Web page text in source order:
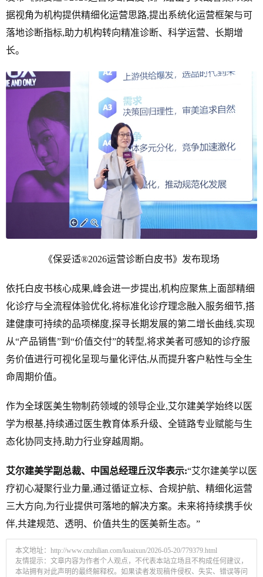
据视角为机构提供精细化运营思路,提出系统化运营框架与可
落地诊断指标,助力机构转向精准诊断、科学运营、长期增
长。
《保妥适®2026运营诊断白皮书》发布现场
依托白皮书核心成果,峰会进一步提出,机构应聚焦上面部精细
化诊疗与全流程体验优化,将标准化诊疗理念融入服务细节,搭
建健康可持续的品项梯度,探寻长期发展的第二增长曲线,实现
从“产品销售”到“价值交付”的转型,将求美者可感知的诊疗服
务价值进行可视化呈现与量化评估,从而提升客户粘性与全生
命周期价值。
作为全球医美生物制药领域的领导企业,艾尔建美学始终以医
学为根基,持续通过医生教育体系升级、全链路专业赋能与生
态化协同支持,助力行业穿越周期。
艾尔建美学副总裁、中国总经理丘汉华表示:“艾尔建美学以医
疗初心凝聚行业力量,通过循证立标、合规护航、精细化运营
三大方向,为行业提供可落地的解决方案。未来将持续携手伙
伴,共建规范、透明、价值共生的医美新生态。”
本文地址： http://www.cnzhilian.com/kuaixun/2026-05-20/779379.html
友情提示：文章内容为作者个人观点，不代表本站立场且不构成任何建议，
本站拥有对此声明的最终解释权。如果读者发现稿件侵权、失实、错误等问